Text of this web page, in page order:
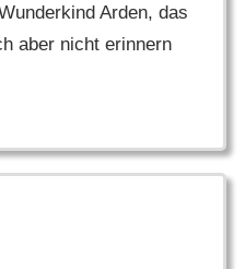
Arden, das
aber nicht erinnern